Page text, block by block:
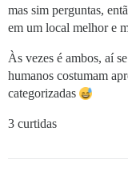
mas sim perguntas,
em um local melhor e
Às vezes é ambos, aí
humanos costumam
categorizadas
3 curtidas